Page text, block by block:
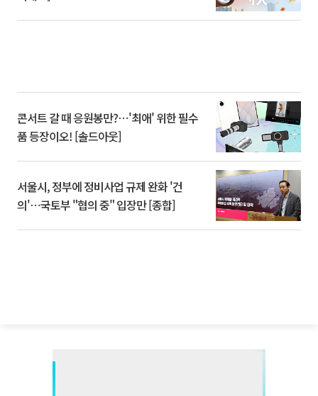
콘서트 갈 때 응원봉만?⋯'최애' 위한 필수
품 등장이오! [솔드아웃]
서울시, 정부에 정비사업 규제 완화 '건
의'⋯국토부 "협의 중" 입장만 [종합]